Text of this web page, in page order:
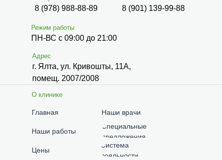
Адрес
г. Ялта, ул. Кривошты, 11А,
помещ. 2007/2008
Режим работы
ПН-ВС с 09:00 до 21:00
О клинике
Главная
Наши работы
Цены
Специальные
предложения
Система
лояльности
8 (978) 988-88-89 8 (901) 139-99-88
Наши врачи